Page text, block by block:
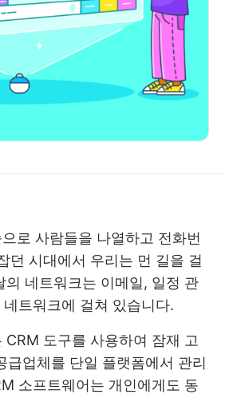
로 사람들을 나열하고 전화번
던 시대에서 우리는 먼 길을 걸
의 네트워크는 이메일, 일정 관
트워크에 걸쳐 있습니다.
CRM 도구를 사용하여 잠재 고
급업체를 단일 플랫폼에서 관리
소프트웨어는 개인에게도 동